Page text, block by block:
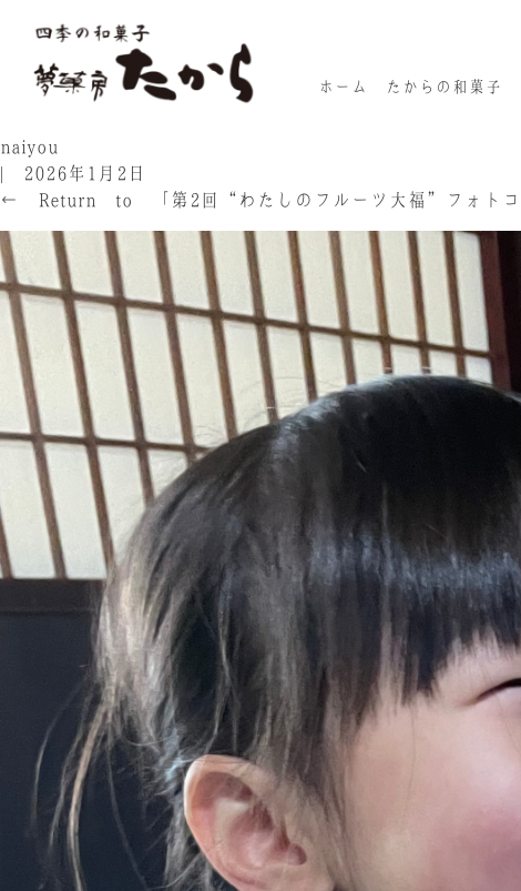
ホーム たからの和菓子
naiyou
2026年1月2日
←
Return to 「第2回“わたしのフルーツ大福”フォトコ